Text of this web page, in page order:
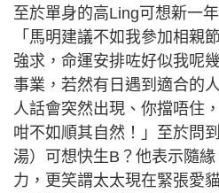
至於單身的高Ling可想新一
「馬明建議不如我參加相親
強求，命運安排咗好似我呢
事業，若然有日遇到適合的
人話會突然出現、你擋唔住
咁不如順其自然！」至於問
湯）可想快生B？他表示隨
力，更笑謂太太現在緊張愛